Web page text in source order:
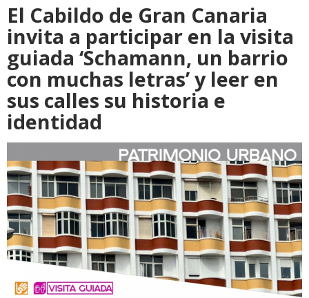
El Cabildo de Gran Canaria
invita a participar en la visita
guiada ‘Schamann, un barrio
con muchas letras’ y leer en
sus calles su historia e
identidad